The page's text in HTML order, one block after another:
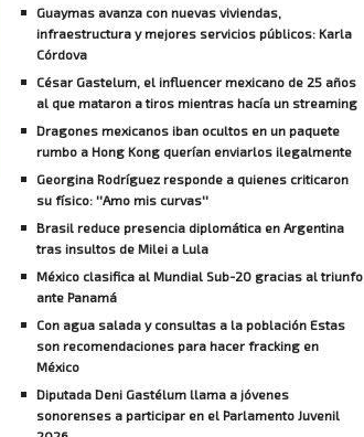
Guaymas avanza con nuevas viviendas,
infraestructura y mejores servicios públicos: Karla
Córdova
César Gastelum, el influencer mexicano de 25 años
al que mataron a tiros mientras hacía un streaming
Dragones mexicanos iban ocultos en un paquete
rumbo a Hong Kong querían enviarlos ilegalmente
Georgina Rodríguez responde a quienes criticaron
su físico: ''Amo mis curvas''
Brasil reduce presencia diplomática en Argentina
tras insultos de Milei a Lula
México clasifica al Mundial Sub-20 gracias al triunfo
ante Panamá
Con agua salada y consultas a la población Estas
son recomendaciones para hacer fracking en
México
Diputada Deni Gastélum llama a jóvenes
sonorenses a participar en el Parlamento Juvenil